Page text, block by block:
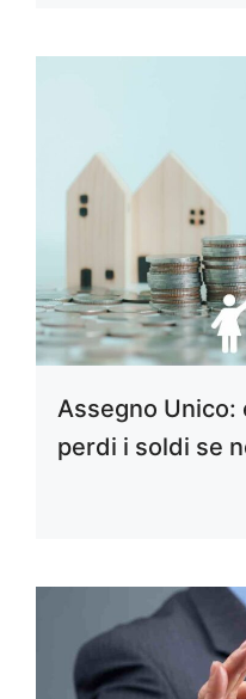
Assegno Unico:
perdi i soldi se